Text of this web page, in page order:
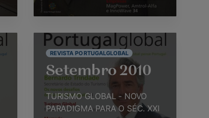
REVISTA PORTUGALGLOBAL
Setembro 2010
TURISMO GLOBAL - NOVO
PARADIGMA PARA O SÉC. XXI